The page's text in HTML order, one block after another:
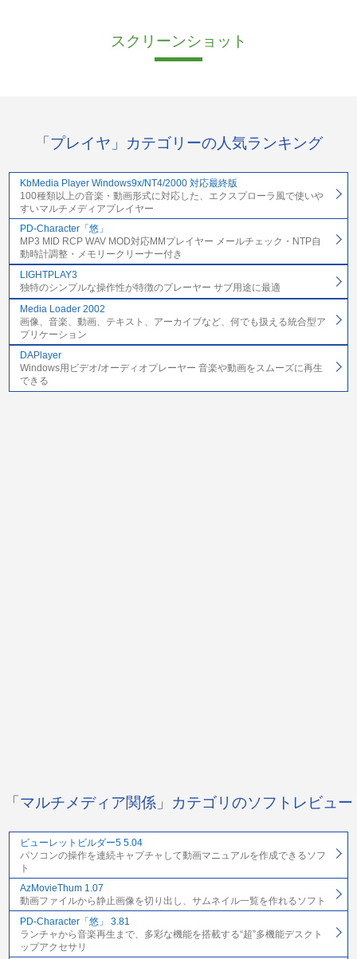
スクリーンショット
「プレイヤ」カテゴリーの人気ランキング
KbMedia Player Windows9x/NT4/2000 対応最終版
100種類以上の音楽・動画形式に対応した、エクスプローラ風で使いや
すいマルチメディアプレイヤー
PD-Character「悠」
MP3 MID RCP WAV MOD対応MMプレイヤー メールチェック・NTP自
動時計調整・メモリークリーナー付き
LIGHTPLAY3
独特のシンプルな操作性が特徴のプレーヤー サブ用途に最適
Media Loader 2002
画像、音楽、動画、テキスト、アーカイブなど、何でも扱える統合型ア
プリケーション
DAPlayer
Windows用ビデオ/オーディオプレーヤー 音楽や動画をスムーズに再生
できる
「マルチメディア関係」カテゴリのソフトレビュー
ビューレットビルダー5 5.04
パソコンの操作を連続キャプチャして動画マニュアルを作成できるソフ
ト
AzMovieThum 1.07
動画ファイルから静止画像を切り出し、サムネイル一覧を作れるソフト
PD-Character「悠」 3.81
ランチャから音楽再生まで、多彩な機能を搭載する“超”多機能デスクト
ップアクセサリ